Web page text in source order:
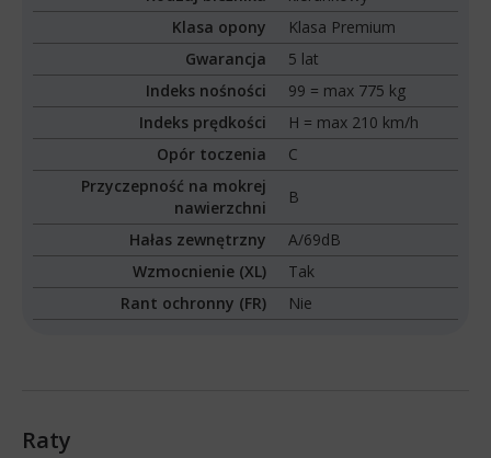
Klasa opony
Klasa Premium
Gwarancja
5 lat
Indeks nośności
99 = max 775 kg
Indeks prędkości
H = max 210 km/h
Opór toczenia
C
Przyczepność na mokrej
nawierzchni
B
Hałas zewnętrzny
A/69dB
Wzmocnienie (XL)
Tak
Rant ochronny (FR)
Nie
Raty